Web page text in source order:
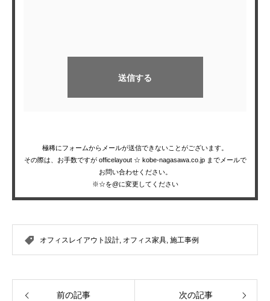
極稀にフォームからメールが送信できないことがございます。
その際は、お手数ですが officelayout ☆ kobe-nagasawa.co.jp までメールで
お問い合わせください。
※☆を@に変更してください
オフィスレイアウト設計, オフィス家具, 施工事例
前の記事 次の記事